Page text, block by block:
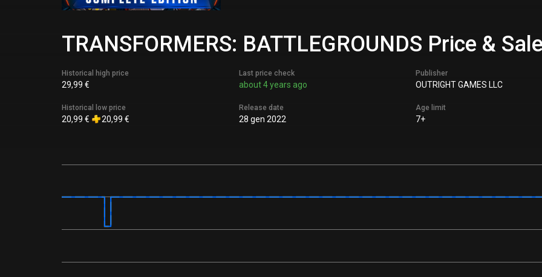
TRANSFORMERS: BATTLEGROUNDS Price &
Historical high price
29,99 €
Historical low price
20,99 € 20,99 €
Last price check
about 4 years ago
Release date
28 gen 2022
Publisher
OUTRIGHT GAMES LLC
Age limit
7+